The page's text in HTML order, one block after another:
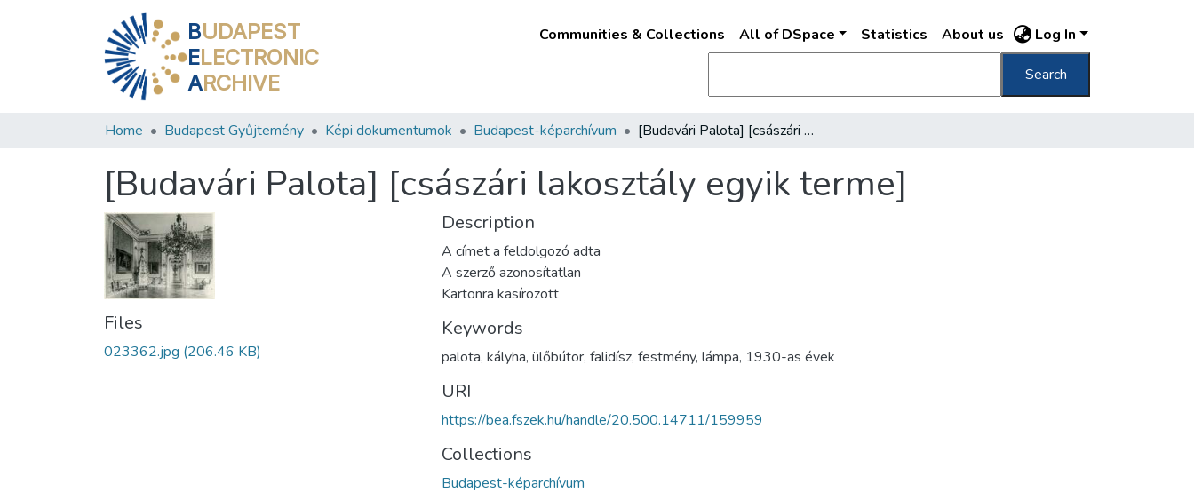
BUDAPEST
ELECTRONIC
ARCHIVE
Communities & Collections All of DSpace Statistics About us Log In
Search
Home Budapest Gyűjtemény Képi dokumentumok Budapest-képarchívum [Budavári Palota] [császári lakosztály egyik terme]
[Budavári Palota] [császári lakosztály egyik terme]
Files
023362.jpg (206.46 KB)
Description
A címet a feldolgozó adta
A szerző azonosítatlan
Kartonra kasírozott
Keywords
palota, kályha, ülőbútor, falidísz, festmény, lámpa, 1930-as évek
URI
https://bea.fszek.hu/handle/20.500.14711/159959
Collections
Budapest-képarchívum